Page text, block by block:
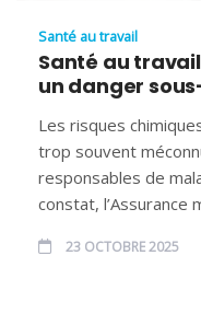
Santé au travail
Santé au
un danger
Les risques
trop souvent
responsables de
constat, l’Assurance
23 OCTOBRE 2025